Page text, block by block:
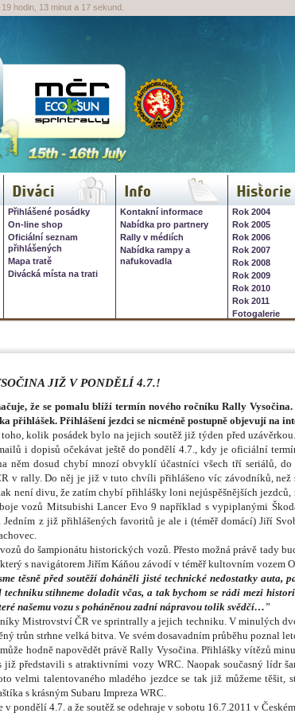
16. července
JIŽ V PONDĚLÍ 4.7.!
že se pomalu blíží termín nového ročníku Rally
přihlášek. Přihlášení jezdci se nicméně postupně objevují na
kolik posádek bylo na jejich soutěž již týden před
i dopisů očekávat ještě do pondělí 4.7., kdy je oficiální
něm dosud chybí mnozí obvyklí účastníci všech tří seriálů,
v rally. Do něj je již v tuto chvíli přihlášeno víc závodníků, než
není divu, že zatím chybí přihlášky loni nejúspěšnějších
vozů Mitsubishi Lancer Evo 9 například s vypiplanými
z již přihlášených favoritů je ale i (téměř domácí) Jiří
do šampionátu historických vozů. Přesto možná právě tady
s navigátorem Jiřím Káňou závodí v téměř kultovním vozem
těsně před soutěží doháněli jisté technické nedostatky auta,
techniku stihneme doladit včas, a tak bychom se rádi mezi
našemu vozu s poháněnou zadní nápravou tolik svědčí…"
Mistrovství ČR ve sprintrally a jejich techniku. V minulých
trůn strhne velká bitva. Ve svém dosavadním průběhu poznal
hodně napovědět právě Rally Vysočina. Přihlášky vítězů
již představili s atraktivními vozy WRC. Naopak současný lídr
velmi talentovaného mladého jezdce se tak již můžeme těšit,
s krásným Subaru Impreza WRC.
v pondělí 4.7. a že soutěž se odehraje v sobotu 16.7.2011 v
hodin, 13 minut a 16 sekund.
Diváci
Přihlášené posádky
On-line shop
Oficiální seznam
přihlášených
Mapa tratě
Divácká místa na trati
Info
Kontakní informace
Nabídka pro partnery
Rally v médiích
Nabídka rampy a
nafukovadla
Historie
Rok 2004
Rok 2005
Rok 2006
Rok 2007
Rok 2008
Rok 2009
Rok 2010
Rok 2011
Fotogalerie